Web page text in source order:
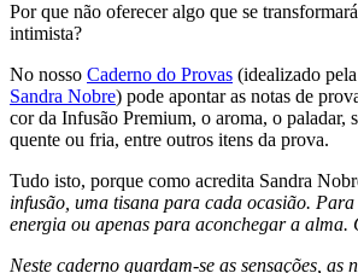
Por que não oferecer algo que se
intimista?
No nosso Caderno do Provas (idealizado
Sandra Nobre) pode apontar as notas de
cor da Infusão Premium, o aroma, o paladar,
quente ou fria, entre outros itens da prova.
Tudo isto, porque como acredita Sandra
infusão, uma tisana para cada ocasião.
energia ou apenas para aconchegar a alma.
Neste caderno guardam-se as sensações, as